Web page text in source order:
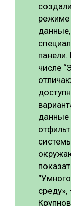
режиме
числе
данные
среду»,